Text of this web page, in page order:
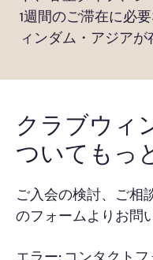
1週間のご滞在に必
ィンダム・アジアが
クラブウィ
ついてもっ
ご入会の検討、ご相
のフォームよりお問
コンタクトフ